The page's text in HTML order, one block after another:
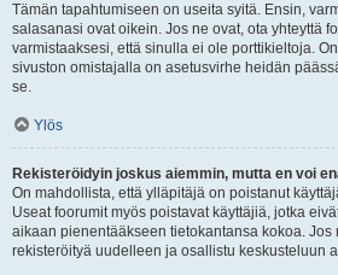
Tämän tapahtumiseen on useita syitä. Ensin,
salasanasi ovat oikein. Jos ne ovat, ota yhteyttä
varmistaaksesi, että sinulla ei ole porttikieltoja.
sivuston omistajalla on asetusvirhe heidän
se.
Ylös
Rekisteröidyin joskus aiemmin, mutta en voi
On mahdollista, että ylläpitäjä on poistanut
Useat foorumit myös poistavat käyttäjiä, jotka
aikaan pienentääkseen tietokantansa kokoa. Jos
rekisteröityä uudelleen ja osallistu keskusteluun